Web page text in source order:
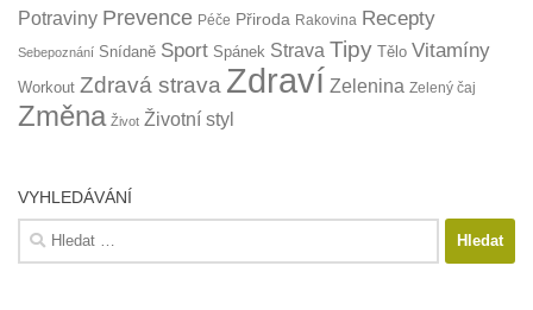
Potraviny Prevence Péče Přiroda Rakovina Recepty
Sebepoznání Snídaně Sport Spánek Strava Tipy Tělo Vitamíny
Workout Zdravá strava Zdraví Zelenina Zelený čaj
Změna Život Životní styl
VYHLEDÁVÁNÍ
Vyhledávání